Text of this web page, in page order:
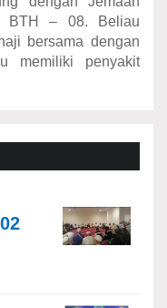
BTH – 08. Beliau
bersama dengan
memiliki penyakit